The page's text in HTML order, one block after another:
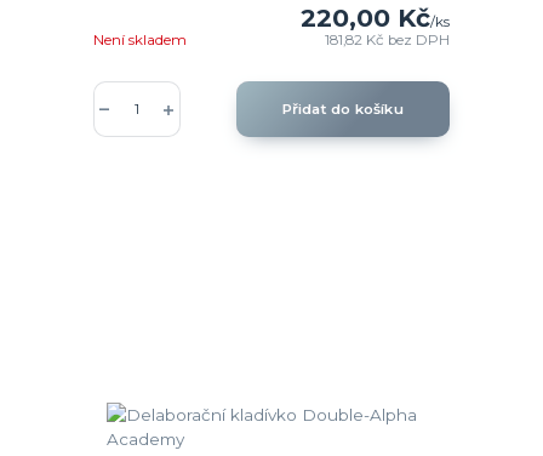
220,00 Kč/ks
181,82 Kč bez DPH
Není skladem
Přidat do košíku